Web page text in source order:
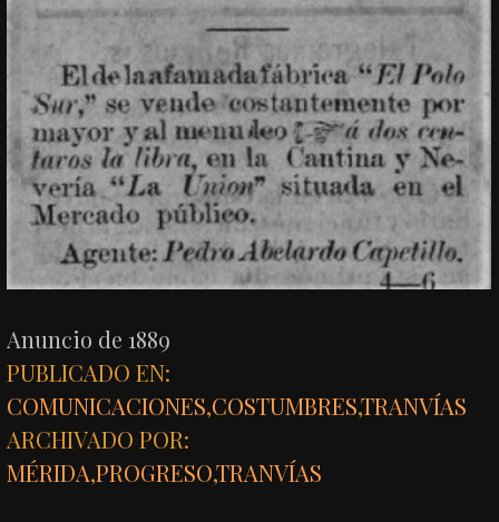
Anuncio de 1889
PUBLICADO EN:
COMUNICACIONES,COSTUMBRES,TRANVÍAS
ARCHIVADO POR:
MÉRIDA,PROGRESO,TRANVÍAS